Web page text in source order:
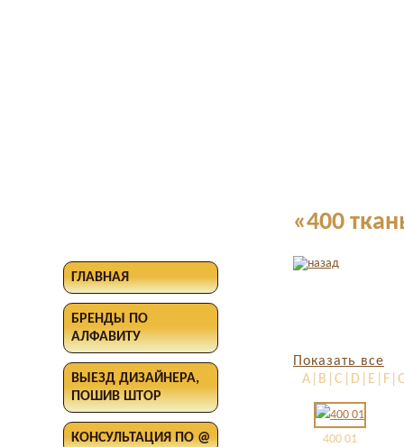
ГЛАВНАЯ
БРЕНДЫ ПО
АЛФАВИТУ
ВЫЕЗД ДИЗАЙНЕРА,
ПОШИВ ШТОР
КОНСУЛЬТАЦИЯ ПО @
«400
Показать все
400 01